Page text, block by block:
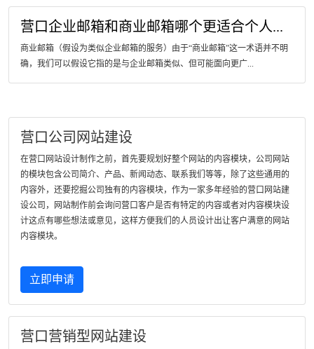
营口企业邮箱和商业邮箱哪个更适合个人...
商业邮箱（假设为类似企业邮箱的服务）由于“商业邮箱”这一术语并不明
确，我们可以假设它指的是与企业邮箱类似、但可能面向更广...
营口公司网站建设
在营口网站设计制作之前，首先要规划好整个网站的内容模块，公司网站
的模块包含公司简介、产品、新闻动态、联系我们等等，除了这些通用的
内容外，还要挖掘公司独有的内容模块，作为一家多年经验的营口网站建
设公司，网站制作前会询问营口客户是否有特定的内容或者对内容模块设
计这点有哪些想法或意见，这样方便我们的人员设计出让客户满意的网站
内容模块。
立即申请
营口营销型网站建设